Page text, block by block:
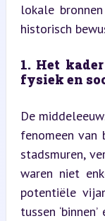
lokale
historisch
1. Het
fysiek en
De
fenomeen van
stadsmuren,
waren niet
potentiële
tussen